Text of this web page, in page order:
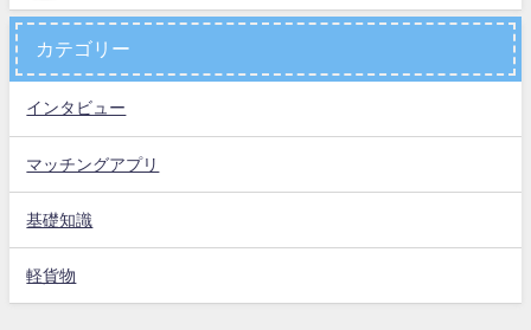
カテゴリー
インタビュー
マッチングアプリ
基礎知識
軽貨物